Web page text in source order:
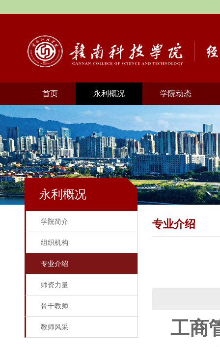
首页 永利概况 学院动态
永利概况
学院简介
组织机构
专业介绍
师资力量
骨干教师
教师风采
专业介绍
工商